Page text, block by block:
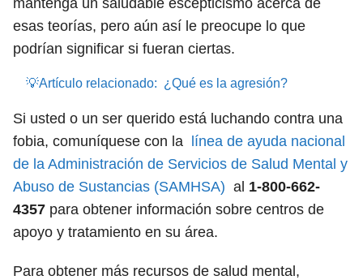
mantenga un saludable escepticismo acerca de
esas teorías, pero aún así le preocupe lo que
podrían significar si fueran ciertas.
💡Artículo relacionado: ¿Qué es la agresión?
Si usted o un ser querido está luchando contra una
fobia, comuníquese con la
línea de ayuda nacional
de la Administración de Servicios de Salud Mental y
Abuso de Sustancias (SAMHSA) al 1-800-662-
4357 para obtener información sobre centros de
apoyo y tratamiento en su área.
Para obtener más recursos de salud mental,